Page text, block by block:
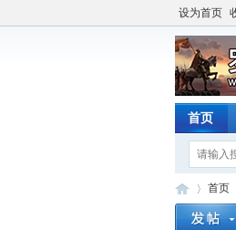
设为首页
首页
首页